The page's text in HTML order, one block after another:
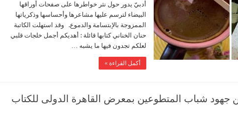
أدبيّ يدور حول نثر خواطرها على صفحات أوراقها
البيضاء لترسم عليها مشاعرها وأحساسها وذكرياتها
الممزوجة بالإبتسامة والدموع. وقد استهلت الكاتبة
حنان الخناني كتابها قائلة : أهديكم أجمل خلجات قلبي
لعلكم تجدون فيها ما يشبه …
أكمل القراءة »
جهود شباب المتطوعين بمعرض القاهرة الدولى للكتاب